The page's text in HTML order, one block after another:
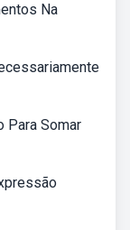
Na
Para Somar